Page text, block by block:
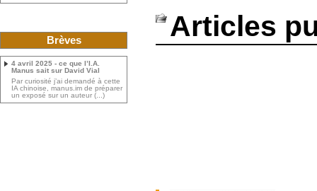
Articles
Brèves
4 avril 2025 - ce que l’I.A.
Manus sait sur David Vial
Par curiosité j’ai demandé à cette
IA chinoise, manus.im de préparer
un exposé sur un auteur (...)